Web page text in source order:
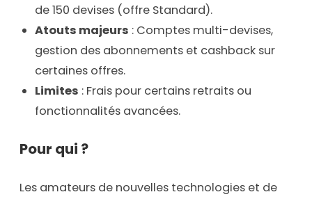
de 150 devises (offre Standard).
Atouts majeurs : Comptes multi-devises,
gestion des abonnements et cashback sur
certaines offres.
Limites : Frais pour certains retraits ou
fonctionnalités avancées.
Pour qui ?
Les amateurs de nouvelles technologies et de